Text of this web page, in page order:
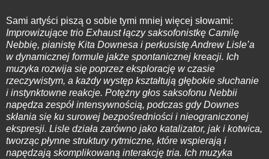
Sami artyści piszą o sobie tymi mniej więcej słowami:
Improwizujące trio Exhaust łączy saksofonistkę Camilę
Nebbię, pianistę Kita Downesa i perkusistę Andrew Lisle’a
w dynamicznej formule jakże spontanicznej kreacji. Ich
muzyka rozwija się poprzez eksplorację w czasie
rzeczywistym, a każdy występ kształtują głębokie słuchanie
i instynktowne reakcje. Potężny głos saksofonu Nebbii
napędza zespół intensywnością, podczas gdy Downes
skłania się ku surowej bezpośredniości i nieograniczonej
ekspresji. Lisle działa zarówno jako katalizator, jak i kotwica,
tworząc płynne struktury rytmiczne, które wspierają i
napędzają skomplikowaną interakcję tria. Ich muzyka